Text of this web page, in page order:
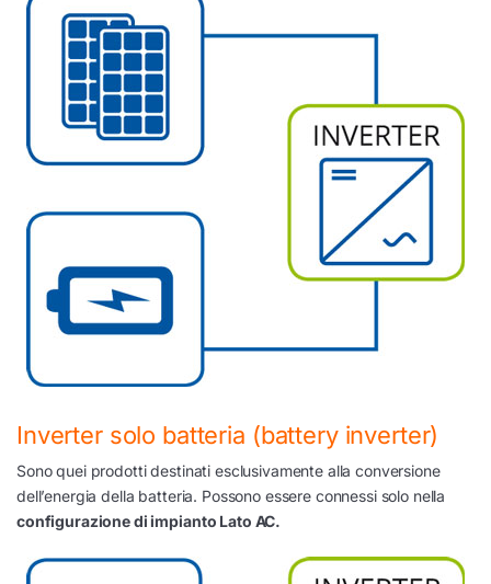
Inverter solo batteria (battery inverter)
Sono quei prodotti destinati esclusivamente alla conversione
dell’energia della batteria. Possono essere connessi solo nella
configurazione di impianto Lato AC.